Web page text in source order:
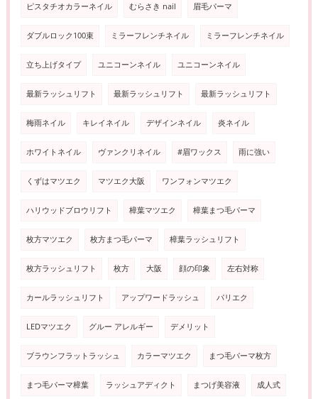
ピスタチオカラーネイル むらさき nail 眉毛パーマ
ダブルロック100束 ミラーフレンチネイル ミラーフレンチネイル
立ち上げタイプ ユニコーンネイル ユニコーンネイル
最新ラッシュリフト 最新ラッシュリフト 最新ラッシュリフト
梅雨ネイル キレイネイル デザインネイル 炎ネイル
ホワイトネイル ヴァンクリネイル #眉ワックス 雨に強い
くずはマツエク マツエク大阪 ワンフォンマツエク
ハリウッドブロウリフト 樟葉マツエク 樟葉まつ毛パーマ
枚方マツエク 枚方まつ毛パーマ 樟葉ラッシュリフト
枚方ラッシュリフト 枚方 大阪 顔の印象 左右対称
カールラッシュリフト アップワードラッシュ パリエク
LEDマツエク グルー アレルギー デメリット
ブラウンフラットラッシュ カラーマツエク まつ毛パーマ枚方
まつ毛パーマ樟葉 ラッシュアディクト まつげ美容液 成人式